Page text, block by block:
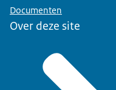
Documenten
Over deze site